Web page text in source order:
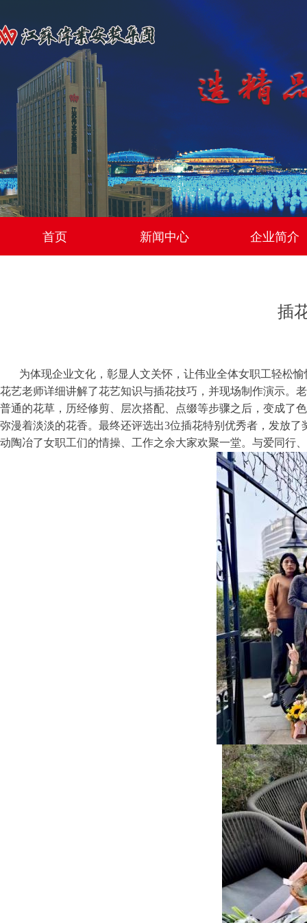
首页 新闻中心 企业简介
插
为体现企业文化，彰显人文关怀，让伟业全体女职工轻松愉
花艺老师详细讲解了花艺知识与插花技巧，并现场制作演示。
普通的花草，历经修剪、层次搭配、点缀等步骤之后，变成了
弥漫着淡淡的花香。最终还评选出3位插花特别优秀者，发放
动陶冶了女职工们的情操、工作之余大家欢聚一堂。与爱同行